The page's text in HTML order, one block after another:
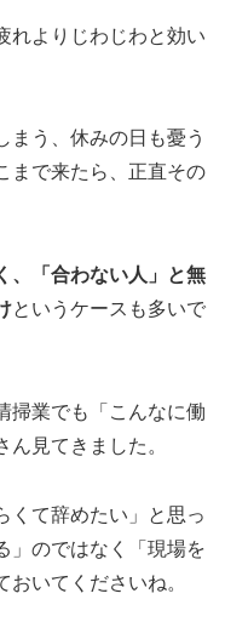
れよりじわじわと効い
まう、休みの日も憂う
まで来たら、正直その
、「合わない人」と無
というケースも多いで
掃業でも「こんなに働
見てきました。
くて辞めたい」と思っ
」のではなく「現場を
おいてくださいね。